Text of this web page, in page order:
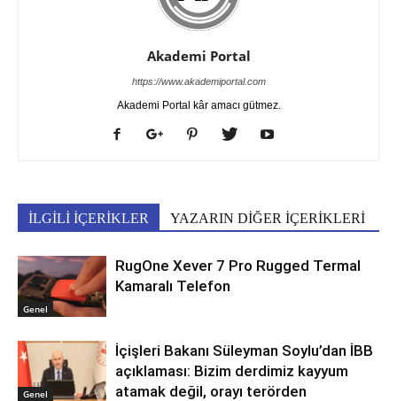
Akademi Portal
https://www.akademiportal.com
Akademi Portal kâr amacı gütmez.
İLGİLİ İÇERİKLER YAZARIN DİĞER İÇERİKLERİ
Genel
RugOne Xever 7 Pro Rugged Termal
Kamaralı Telefon
Genel
İçişleri Bakanı Süleyman Soylu’dan İBB
açıklaması: Bizim derdimiz kayyum
atamak değil, orayı terörden